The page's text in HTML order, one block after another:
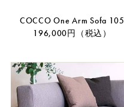
COCCO One Arm Sofa 105
196,000円（税込）